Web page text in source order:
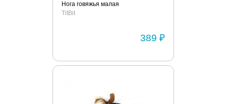
Нога говяжья малая
TitBit
389 ₽